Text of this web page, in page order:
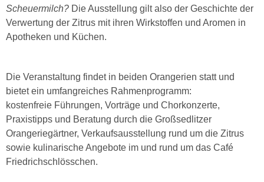
Scheuermilch? Die Ausstellung gilt also der Geschichte der
Verwertung der Zitrus mit ihren Wirkstoffen und Aromen in
Apotheken und Küchen.
Die Veranstaltung findet in beiden Orangerien statt und
bietet ein umfangreiches Rahmenprogramm:
kostenfreie Führungen, Vorträge und Chorkonzerte,
Praxistipps und Beratung durch die Großsedlitzer
Orangeriegärtner, Verkaufsausstellung rund um die Zitrus
sowie kulinarische Angebote im und rund um das Café
Friedrichschlösschen.